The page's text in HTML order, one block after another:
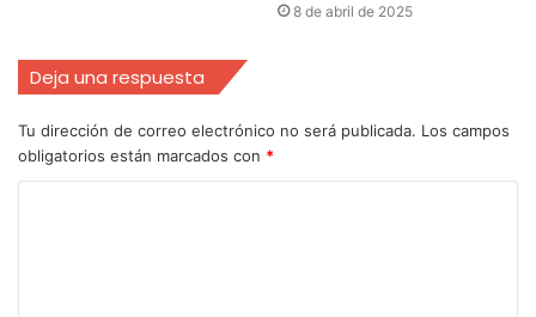
8 de abril de 2025
Deja una respuesta
Tu dirección de correo electrónico no será publicada. Los campos
obligatorios están marcados con *